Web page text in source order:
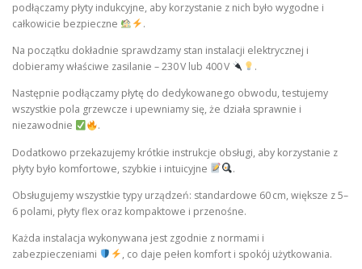
podłączamy płyty indukcyjne, aby korzystanie z nich było wygodne i
całkowicie bezpieczne
.
Na początku dokładnie sprawdzamy stan instalacji elektrycznej i
dobieramy właściwe zasilanie – 230 V lub 400 V
.
Następnie podłączamy płytę do dedykowanego obwodu, testujemy
wszystkie pola grzewcze i upewniamy się, że działa sprawnie i
niezawodnie
.
Dodatkowo przekazujemy krótkie instrukcje obsługi, aby korzystanie z
płyty było komfortowe, szybkie i intuicyjne
.
Obsługujemy wszystkie typy urządzeń: standardowe 60 cm, większe z 5–
6 polami, płyty flex oraz kompaktowe i przenośne.
Każda instalacja wykonywana jest zgodnie z normami i
zabezpieczeniami
, co daje pełen komfort i spokój użytkowania.